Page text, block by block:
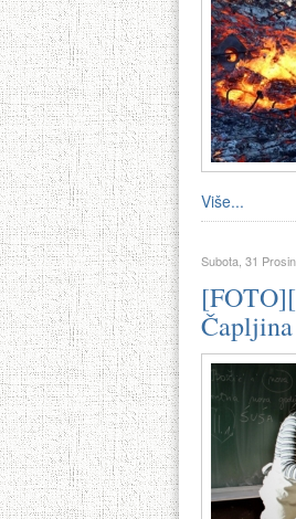
Više...
Subota, 31
Čapljina